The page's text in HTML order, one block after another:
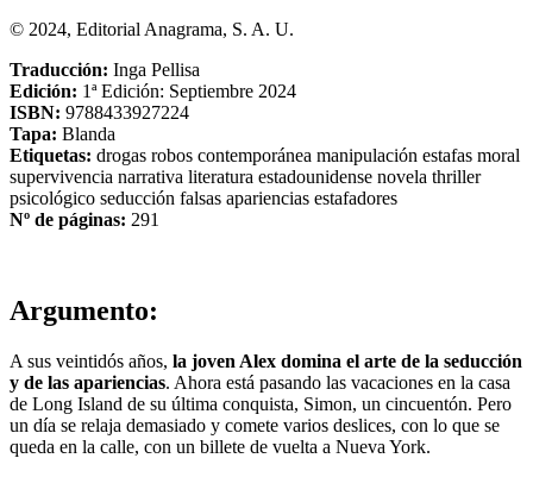
© 2024, Editorial Anagrama, S. A. U.
Traducción: Inga Pellisa
Edición: 1ª Edición: Septiembre 2024
ISBN: 9788433927224
Tapa: Blanda
Etiquetas: drogas robos contemporánea manipulación estafas moral
supervivencia narrativa literatura estadounidense novela thriller
psicológico seducción falsas apariencias estafadores
Nº de páginas: 291
Argumento:
A sus veintidós años, la joven Alex domina el arte de la seducción
y de las apariencias. Ahora está pasando las vacaciones en la casa
de Long Island de su última conquista, Simon, un cincuentón. Pero
un día se relaja demasiado y comete varios deslices, con lo que se
queda en la calle, con un billete de vuelta a Nueva York.